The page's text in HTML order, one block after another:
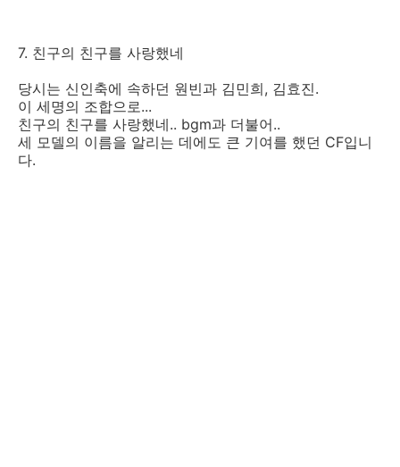
7. 친구의 친구를 사랑했네
당시는 신인축에 속하던 원빈과 김민희, 김효진.
이 세명의 조합으로...
친구의 친구를 사랑했네.. bgm과 더불어..
세 모델의 이름을 알리는 데에도 큰 기여를 했던 CF입니
다.